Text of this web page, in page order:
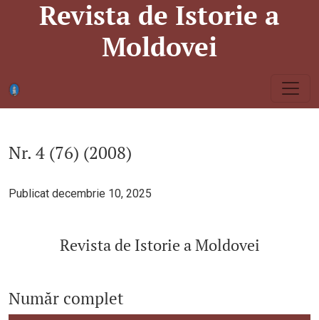
Nr. 4 (76) (2008): Revista de Istorie a Moldovei
Revista de Istorie a
Moldovei
Nr. 4 (76) (2008)
Publicat decembrie 10, 2025
Revista de Istorie a Moldovei
Număr complet